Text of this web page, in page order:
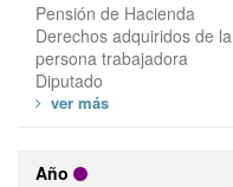
Pensión de Hacienda
Derechos adquiridos de la
persona trabajadora
Diputado
Año